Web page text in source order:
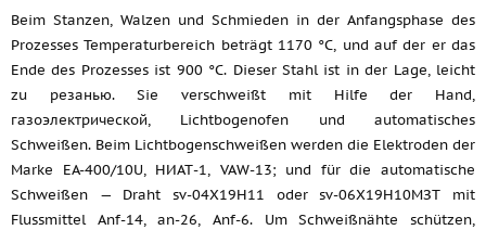
Beim Stanzen, Walzen und Schmieden in der Anfangsphase des
Prozesses Temperaturbereich beträgt 1170 °C, und auf der er das
Ende des Prozesses ist 900 °C. Dieser Stahl ist in der Lage, leicht
zu резанью. Sie verschweißt mit Hilfe der Hand,
газоэлектрической, Lichtbogenofen und automatisches
Schweißen. Beim Lichtbogenschweißen werden die Elektroden der
Marke EA-400/10U, НИАТ-1, VAW-13; und für die automatische
Schweißen — Draht sv-04Х19Н11 oder sv-06Х19Н10МЗТ mit
Flussmittel Anf-14, an-26, Anf-6. Um Schweißnähte schützen,